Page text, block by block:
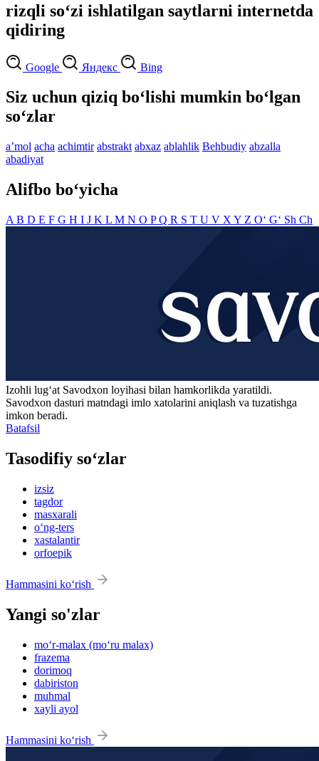
rizqli so‘zi ishlatilgan saytlarni internetda
qidiring
Google Яндекс Bing
Siz uchun qiziq bo‘lishi mumkin bo‘lgan
so‘zlar
aʼmol acha achimtir abstrakt abxaz ablahlik Behbudiy abzalla
abadiyat
Alifbo bo‘yicha
A B D E F G H I J K L M N O PQ R S T U V X Y Z O‘ G‘ Sh Ch
Izohli lugʻat Savodxon loyihasi bilan hamkorlikda yaratildi.
Savodxon dasturi matndagi imlo xatolarini aniqlash va tuzatishga
imkon beradi.
Batafsil
Tasodifiy so‘zlar
izsiz
tagdor
masxarali
o‘ng-ters
xastalantir
orfoepik
Hammasini ko‘rish
Yangi so'zlar
mo‘r-malax (mo‘ru malax)
frazema
dorimoq
dabiriston
muhmal
xayli ayol
Hammasini ko‘rish